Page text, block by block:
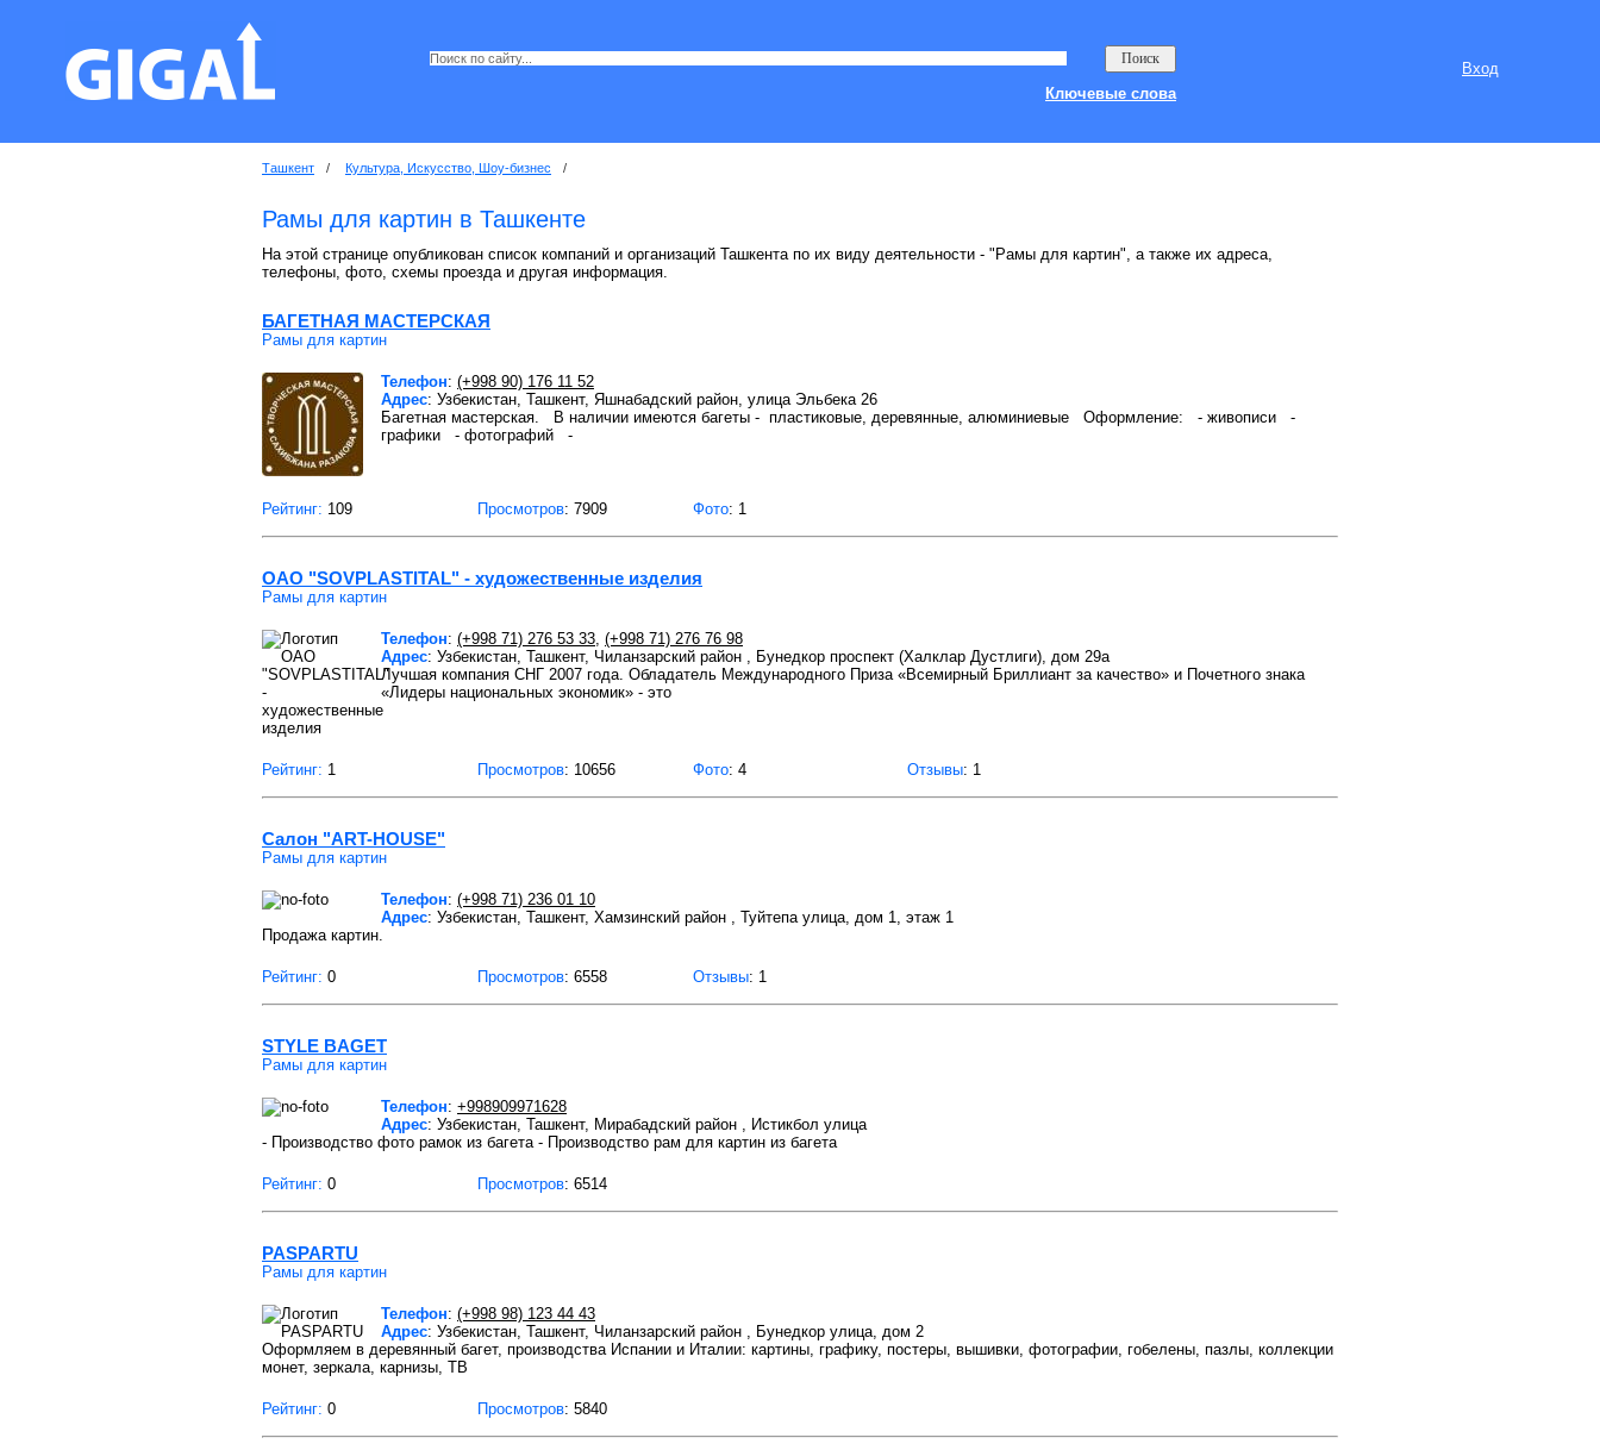
Вход
Ключевые слова
Ташкент / Культура, Искусство, Шоу-бизнес /
Рамы для картин в Ташкенте
На этой странице опубликован список компаний и организаций Ташкента по их виду деятельности - "Рамы для картин", а также их адреса,
телефоны, фото, схемы проезда и другая информация.
БАГЕТНАЯ МАСТЕРСКАЯ
Рамы для картин
Телефон: (+998 90) 176 11 52
Адрес: Узбекистан, Ташкент, Яшнабадский район, улица Эльбека 26
Багетная мастерская. В наличии имеются багеты - пластиковые, деревянные, алюминиевые Оформление: - живописи -
графики - фотографий -
Рейтинг: 109 Просмотров: 7909 Фото: 1
OAO "SOVPLASTITAL" - художественные изделия
Рамы для картин
Телефон: (+998 71) 276 53 33, (+998 71) 276 76 98
Адрес: Узбекистан, Ташкент, Чиланзарский район , Бунедкор проспект (Халклар Дустлиги), дом 29а
Лучшая компания СНГ 2007 года. Обладатель Международного Приза «Всемирный Бриллиант за качество» и Почетного знака
«Лидеры национальных экономик» - это
Рейтинг: 1 Просмотров: 10656 Фото: 4 Отзывы: 1
Салон "ART-HOUSE"
Рамы для картин
Телефон: (+998 71) 236 01 10
Адрес: Узбекистан, Ташкент, Хамзинский район , Туйтепа улица, дом 1, этаж 1
Продажа картин.
Рейтинг: 0 Просмотров: 6558 Отзывы: 1
STYLE BAGET
Рамы для картин
Телефон: +998909971628
Адрес: Узбекистан, Ташкент, Мирабадский район , Истикбол улица
- Производство фото рамок из багета - Производство рам для картин из багета
Рейтинг: 0 Просмотров: 6514
PASPARTU
Рамы для картин
Телефон: (+998 98) 123 44 43
Адрес: Узбекистан, Ташкент, Чиланзарский район , Бунедкор улица, дом 2
Оформляем в деревянный багет, производства Испании и Италии: картины, графику, постеры, вышивки, фотографии, гобелены, пазлы, коллекции
монет, зеркала, карнизы, ТВ
Рейтинг: 0 Просмотров: 5840